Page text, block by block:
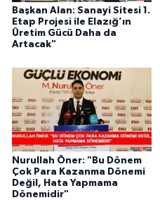
Başkan Alan: Sanayi Sitesi 1.
Etap Projesi ile Elazığ’ın
Üretim Gücü Daha da
Artacak"
Nurullah Öner: "Bu Dönem
Çok Para Kazanma Dönemi
Değil, Hata Yapmama
Dönemidir"